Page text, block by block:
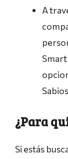
A
¿Para
Si estás